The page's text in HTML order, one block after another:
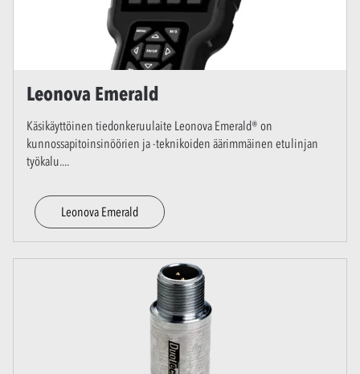
Leonova Emerald
Käsikäyttöinen tiedonkeruulaite Leonova Emerald® on
kunnossapitoinsinöörien ja -teknikoiden äärimmäinen etulinjan
työkalu....
Leonova Emerald